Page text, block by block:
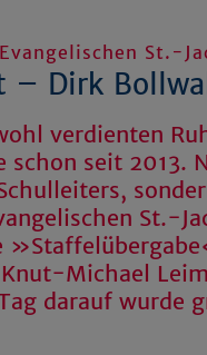
St.-
– Dirk
verdienten
seit 2013.
St.-
Michael
darauf wurde